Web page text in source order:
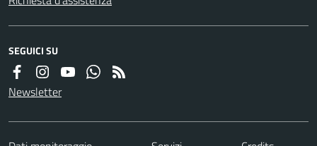
SEGUICI SU
Newsletter